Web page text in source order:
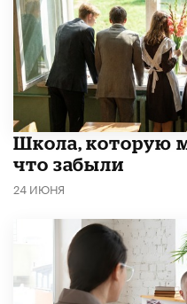
Школа, которую
что забыли
24 ИЮНЯ